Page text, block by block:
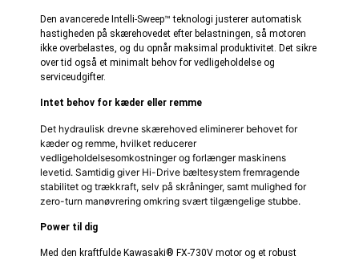
Den avancerede Intelli-Sweep™ teknologi justerer automatisk
hastigheden på skærehovedet efter belastningen, så motoren
ikke overbelastes, og du opnår maksimal produktivitet. Det sikre
over tid også et minimalt behov for vedligeholdelse og
serviceudgifter.
Intet behov for kæder eller remme
Det hydraulisk drevne skærehoved eliminerer behovet for
kæder og remme, hvilket reducerer
vedligeholdelsesomkostninger og forlænger maskinens
levetid. Samtidig giver Hi-Drive bæltesystem fremragende
stabilitet og trækkraft, selv på skråninger, samt mulighed for
zero-turn manøvrering omkring svært tilgængelige stubbe.
Power til dig
Med den kraftfulde Kawasaki® FX-730V motor og et robust